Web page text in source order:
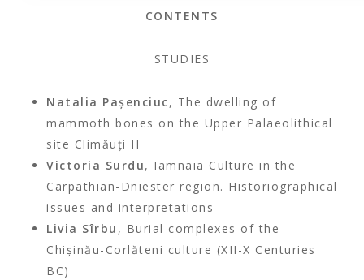
CONTENTS
STUDIES
Natalia Paşenciuc, The dwelling of
mammoth bones on the Upper Palaeolithical
site Climăuţi II
Victoria Surdu, Iamnaia Culture in the
Carpathian-Dniester region. Historiographical
issues and interpretations
Livia Sîrbu , Burial complexes of the
Chişinău-Corlăteni culture (XII-X Centuries
BC)